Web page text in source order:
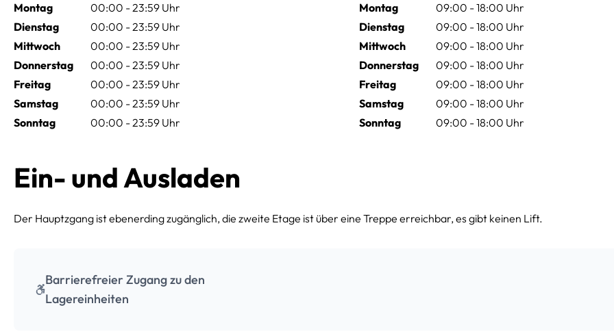
Montag
00:00 - 23:59 Uhr
Dienstag
00:00 - 23:59 Uhr
Mittwoch
00:00 - 23:59 Uhr
Donnerstag
00:00 - 23:59 Uhr
Freitag
00:00 - 23:59 Uhr
Samstag
00:00 - 23:59 Uhr
Sonntag
00:00 - 23:59 Uhr
Montag
09:00 - 18:00 Uhr
Dienstag
09:00 - 18:00 Uhr
Mittwoch
09:00 - 18:00 Uhr
Donnerstag
09:00 - 18:00 Uhr
Freitag
09:00 - 18:00 Uhr
Samstag
09:00 - 18:00 Uhr
Sonntag
09:00 - 18:00 Uhr
Ein- und Ausladen
Der Hauptzgang ist ebenerding zugänglich, die zweite Etage ist über eine Treppe erreichbar, es gibt keinen Lift.
Barrierefreier Zugang zu den
Lagereinheiten